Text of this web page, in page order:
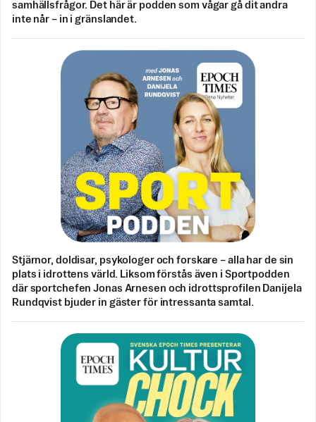
samhällsfrågor. Det här är podden som vågar gå dit andra
inte når – in i gränslandet.
Stjärnor, doldisar, psykologer och forskare – alla har de sin
plats i idrottens värld. Liksom förstås även i Sportpodden
där sportchefen Jonas Arnesen och idrottsprofilen Danijela
Rundqvist bjuder in gäster för intressanta samtal.